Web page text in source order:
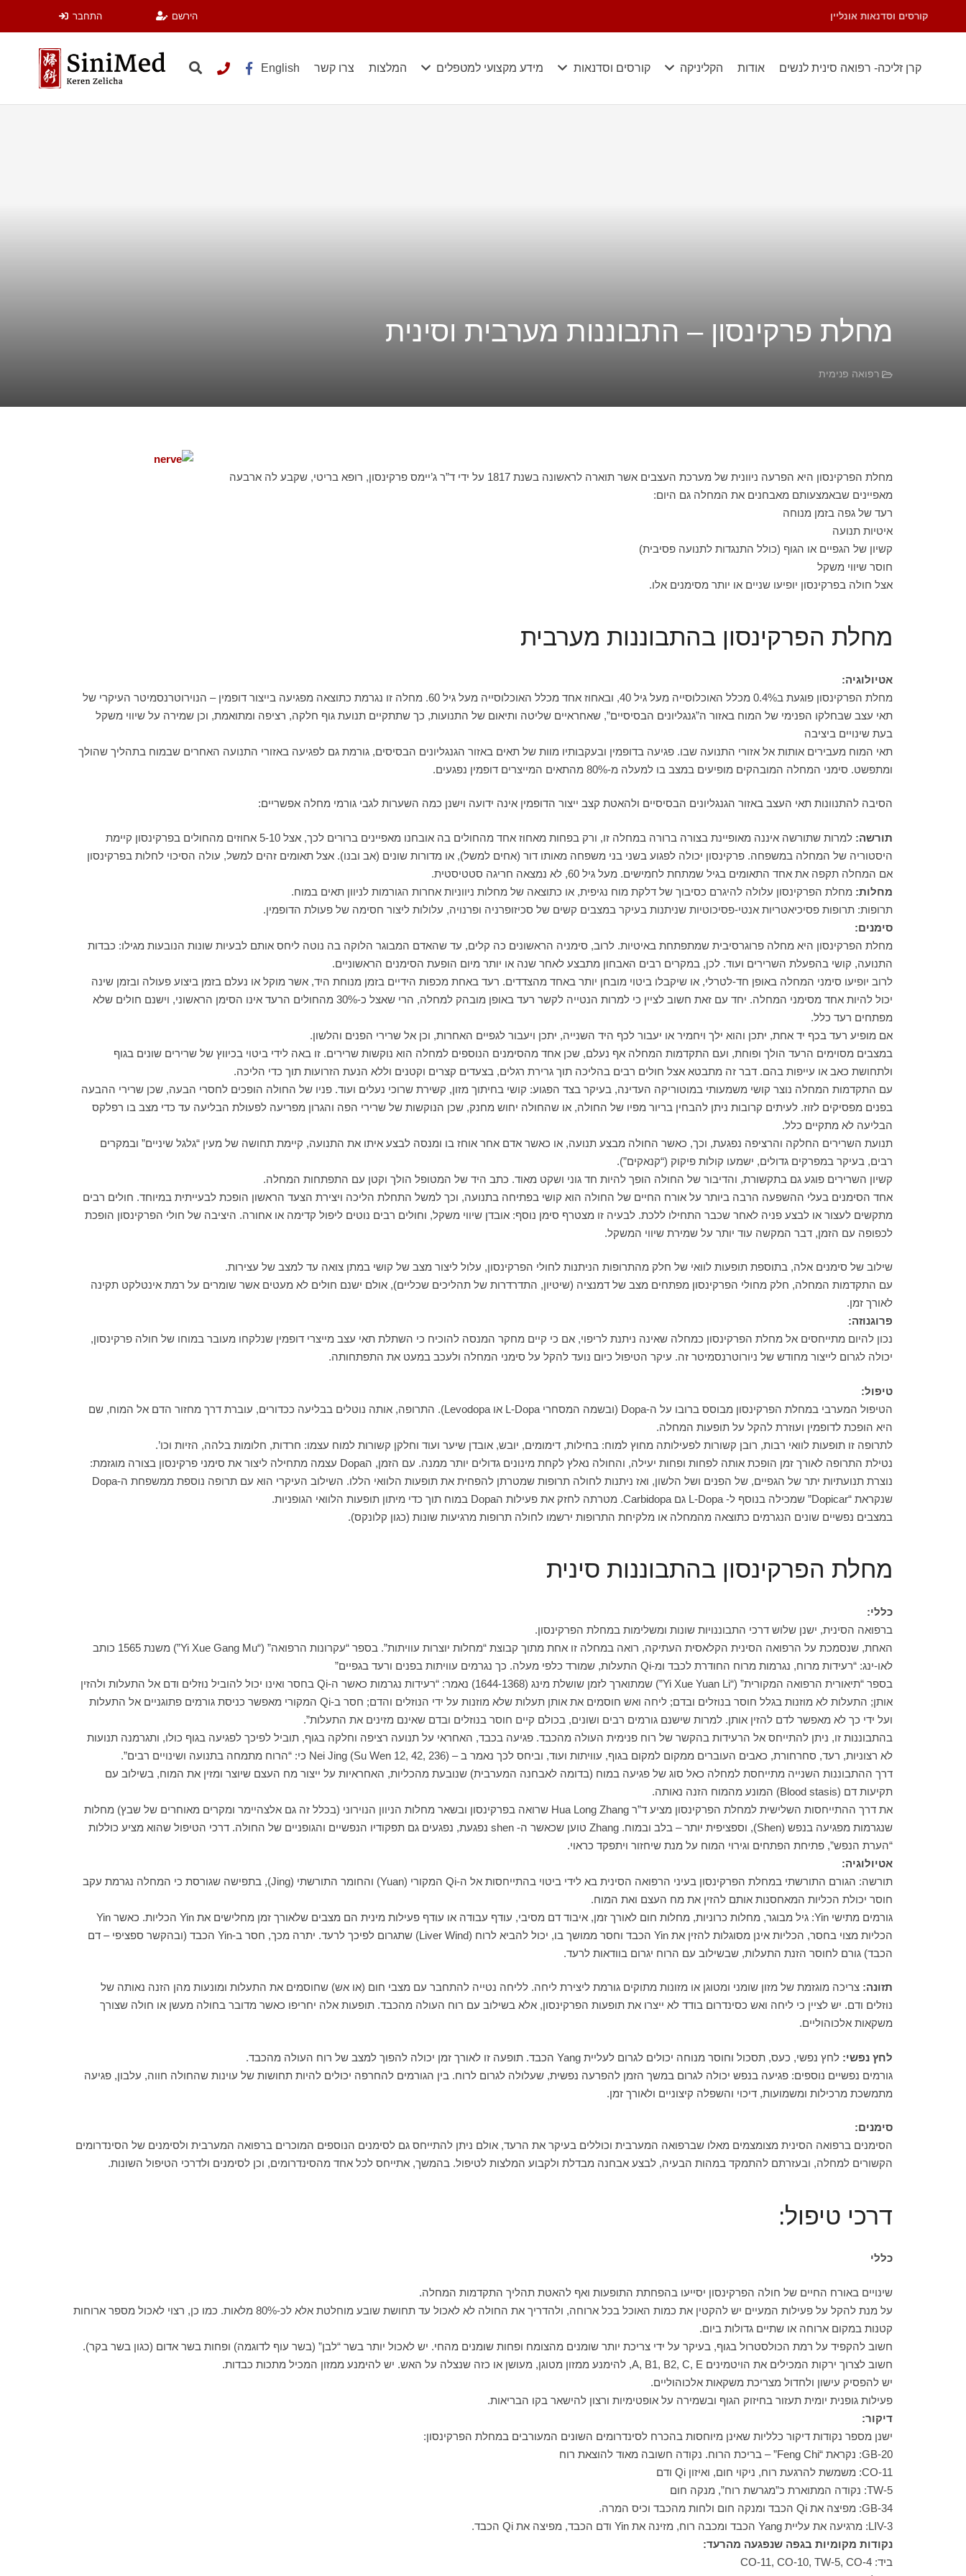
קורסים וסדנאות אונליין הירשם התחבר
קרן זליכה- רפואה סינית לנשים אודות הקליניקה קורסים וסדנאות מידע מקצועי למטפלים המלצות צרו קשר English
מחלת פרקינסון – התבוננות מערבית וסינית
רפואה פנימית
מחלת הפרקינסון היא הפרעה ניוונית של מערכת העצבים אשר תוארה לראשונה בשנת 1817 על ידי ד”ר ג’יימס פרקינסון, רופא בריטי, שקבע לה ארבעה
מאפיינים שבאמצעותם מאבחנים את המחלה גם היום:
רעד של גפה בזמן מנוחה
איטיות תנועה
קשיון של הגפיים או הגוף (כולל התנגדות לתנועה פסיבית)
חוסר שיווי משקל
אצל חולה בפרקינסון יופיעו שניים או יותר מסימנים אלו.
מחלת הפרקינסון בהתבוננות מערבית
אטיולוגיה:
מחלת הפרקינסון פוגעת ב0.4% מכלל האוכלוסייה מעל גיל 40, ובאחוז אחד מכלל האוכלוסייה מעל גיל 60. מחלה זו נגרמת כתוצאה מפגיעה בייצור דופמין – הנוירוטרנסמיטר העיקרי של
תאי עצב שבחלקו הפנימי של המוח באזור ה”גנגליונים הבסיסיים”, שאחראיים שליטה ותיאום של התנועות, כך שתתקיים תנועת גוף חלקה, רציפה ומתואמת, וכן שמירה על שיווי משקל
בעת שינויים ביציבה
תאי המוח מעבירים אותות אל אזורי התנועה שבו. פגיעה בדופמין ובעקבותיו מוות של תאים באזור הגנגליונים הבסיסים, גורמת גם לפגיעה באזורי התנועה האחרים שבמוח בתהליך שהולך
ומתפשט. סימני המחלה המובהקים מופיעים במצב בו למעלה מ-80% מהתאים המייצרים דופמין נפגעים.
הסיבה להתנוונות תאי העצב באזור הגנגליונים הבסיסיים ולהאטת קצב ייצור הדופמין אינה ידועה וישנן כמה השערות לגבי גורמי מחלה אפשריים:
תורשה:
למרות שתורשה איננה מאופיינת בצורה ברורה במחלה זו, ורק בפחות מאחוז אחד מהחולים בה אובחנו מאפיינים ברורים לכך, אצל 5-10 אחוזים מהחולים בפרקינסון קיימת
היסטוריה של המחלה במשפחה. פרקינסון יכולה לפגוע בשני בני משפחה מאותו דור (אחים למשל), או מדורות שונים (אב ובנו). אצל תאומים זהים למשל, עולה הסיכוי לחלות בפרקינסון
אם המחלה תקפה את אחד התאומים בגיל שמתחת לחמישים. מעל גיל 60, לא נמצאה חריגה סטטיסטית.
מחלות: מחלת הפרקינסון עלולה להיגרם כסיבוך של דלקת מוח נגיפית, או כתוצאה של מחלות ניווניות אחרות הגורמות לניוון תאים במוח.
תרופות: תרופות פסיכיאטריות אנטי-פסיכוטיות שניתנות בעיקר במצבים קשים של סכיזופרניה ופרנויה, עלולות ליצור חסימה של פעולת הדופמין.
סימנים:
מחלת הפרקינסון היא מחלה פרוגרסיבית שמתפתחת באיטיות. לרוב, סימניה הראשונים כה קלים, עד שהאדם המבוגר הלוקה בה נוטה ליחס אותם לבעיות שונות הנובעות מגילו: כבדות
התנועה, קושי בהפעלת השרירים ועוד. לכן, במקרים רבים האבחון מתבצע לאחר שנה או יותר מיום הופעת הסימנים הראשוניים.
לרוב יופיעו סימני המחלה באופן חד-לטרלי, או שיקבלו ביטוי מובחן יותר באחד מהצדדים. רעד באחת מכפות הידיים בזמן מנוחת היד, אשר מוקל או נעלם בזמן ביצוע פעולה ובזמן שינה
יכול להיות אחד מסימני המחלה. יחד עם זאת חשוב לציין כי למרות הנטייה לקשר רעד באופן מובהק למחלה, הרי שאצל כ-30% מהחולים הרעד אינו הסימן הראשוני, וישנם חולים שלא
מפתחים רעד כלל.
אם מופיע רעד בכף יד אחת, יתכן והוא ילך ויחמיר או יעבור לכף היד השנייה, יתכן ויעבור לגפיים האחרות, וכן אל שרירי הפנים והלשון.
במצבים מסוימים הרעד הולך ופוחת, ועם התקדמות המחלה אף נעלם, שכן אחד מהסימנים הנוספים למחלה הוא נוקשות שרירים. זו באה לידי ביטוי בכיווץ של שרירים שונים בגוף
ולתחושת כאב או עייפות בהם. דבר זה מתבטא אצל חולים רבים בהליכה תוך גרירת רגלים, בצעדים קצרים וקטנים וללא הנעת הזרועות תוך כדי הליכה.
עם התקדמות המחלה נוצר קושי משמעותי במוטוריקה העדינה, בעיקר בצד הפגוע: קושי בחיתוך מזון, קשירת שרוכי נעלים ועוד. פניו של החולה הופכים לחסרי הבעה, שכן שרירי ההבעה
בפנים מפסיקים לזוז. לעיתים קרובות ניתן להבחין בריור מפיו של החולה, או שהחולה יחוש מחנק, שכן הנוקשות של שרירי הפה והגרון מפריעה לפעולת הבליעה עד כדי מצב בו רפלקס
הבליעה לא מתקיים כלל.
תנועת השרירים החלקה והרציפה נפגעת, וכך, כאשר החולה מבצע תנועה, או כאשר אדם אחר אוחז בו ומנסה לבצע איתו את התנועה, קיימת תחושה של מעין “גלגל שיניים” ובמקרים
רבים, בעיקר במפרקים גדולים, ישמעו קולות פיקוק (“קנאקים”).
קשיון השרירים פוגע גם בתקשורת, והדיבור של החולה הופך להיות חד גוני ושקט מאוד. כתב היד של המטופל הולך וקטן עם התפתחות המחלה.
אחד הסימנים בעלי ההשפעה הרבה ביותר על אורח החיים של החולה הוא קושי בפתיחה בתנועה, וכך למשל התחלת הליכה ויצירת הצעד הראשון הופכת לבעייתית במיוחד. חולים רבים
מתקשים לעצור או לבצע פניה לאחר שכבר התחילו ללכת. לבעיה זו מצטרף סימן נוסף: אובדן שיווי משקל, וחולים רבים נוטים ליפול קדימה או אחורה. היציבה של חולי הפרקינסון הופכת
לכפופה עם הזמן, דבר המקשה עוד יותר על שמירת שיווי המשקל.
שילוב של סימנים אלה, בתוספת תופעות לוואי של חלק מהתרופות הניתנות לחולי הפרקינסון, עלול ליצור מצב של קושי במתן צואה עד למצב של עצירות.
עם התקדמות המחלה, חלק מחולי הפרקינסון מפתחים מצב של דמנציה (שיטיון, התדרדרות של תהליכים שכליים), אולם ישנם חולים לא מעטים אשר שומרים על רמת אינטלקט תקינה
לאורך זמן.
פרוגנוזה:
נכון להיום מתייחסים אל מחלת הפרקינסון כמחלה שאינה ניתנת לריפוי, אם כי קיים מחקר המנסה להוכיח כי השתלת תאי עצב מייצרי דופמין שנלקחו מעובר במוחו של חולה פרקינסון,
יכולה לגרום לייצור מחודש של ניורוטרנסמיטר זה. עיקר הטיפול כיום נועד להקל על סימני המחלה ולעכב במעט את התפתחותה.
טיפול:
הטיפול המערבי במחלת הפרקינסון מבוסס ברובו על ה-Dopa (ובשמה המסחרי L-Dopa או Levodopa). התרופה, אותה נוטלים בבליעה ככדורים, עוברת דרך מחזור הדם אל המוח, שם
היא הופכת לדופמין ועוזרת להקל על תופעות המחלה.
לתרופה זו תופעות לוואי רבות, רובן קשורות לפעילותה מחוץ למוח: בחילות, דימומים, יובש, אובדן שיער ועוד וחלקן קשורות למוח עצמו: חרדות, חלומות בלהה, הזיות וכו’.
נטילת התרופה לאורך זמן הופכת אותה לפחות ופחות יעילה, והחולה נאלץ לקחת מינונים גדולים יותר ממנה. עם הזמן, הDopa עצמה מתחילה ליצור את סימני פרקינסון בצורה מוגזמת:
נוצרת תנועתיות יתר של הגפיים, של הפנים ושל הלשון, ואז ניתנות לחולה תרופות שמטרתן להפחית את תופעות הלוואי הללו. השילוב העיקרי הוא עם תרופה נוספת ממשפחת ה-Dopa
שנקראת “Dopicar” שמכילה בנוסף ל- L-Dopa גם Carbidopa. מטרתה לחזק את פעילות הDopa במוח תוך כדי מיתון תופעות הלוואי הגופניות.
במצבים נפשיים שונים הנגרמים כתוצאה מהמחלה או מלקיחת התרופות ירשמו לחולה תרופות מרגיעות שונות (כגון קלונקס).
מחלת הפרקינסון בהתבוננות סינית
כללי:
ברפואה הסינית, ישנן שלוש דרכי התבוננויות שונות ומשלימות במחלת הפרקינסון.
האחת, שנסמכת על הרפואה הסינית הקלאסית העתיקה, רואה במחלה זו אחת מתוך קבוצת “מחלות יוצרות עוויתות”. בספר “עקרונות הרפואה” (“Yi Xue Gang Mu”) משנת 1565 כותב
לאו-ינג: “רעידות מרוח, נגרמות מרוח החודרת לכבד ומ-Qi התעלות, שמורד כלפי מעלה. כך נגרמים עוויתות בפנים ורעד בגפיים”
בספר “תיאורית הרפואה המקורית” (“Yi Xue Yuan Li”) שמתוארך לזמן שושלת מינג (1644-1368) נאמר: “רעידות נגרמות כאשר ה-Qi בחסר ואינו יכול להוביל נוזלים ודם אל התעלות ולהזין
אותן; התעלות לא מוזנות בגלל חוסר בנוזלים ובדם; ליחה ואש חוסמים את אותן תעלות שלא מוזנות על ידי הנוזלים והדם; חסר ב-Qi המקורי מאפשר כניסת גורמים פתוגניים אל התעלות
ועל ידי כך לא מאפשר לדם להזין אותן. למרות שישנם גורמים רבים ושונים, בכולם קיים חוסר בנוזלים ובדם שאינם מזינים את התעלות”.
בהתבוננות זו, ניתן להתייחס אל הרעידות בהקשר של רוח פנימית העולה מהכבד. פגיעה בכבד, האחראי על תנועה רציפה וחלקה בגוף, תוביל לפיכך לפגיעה בגוף כולו, ותגרמנה תנועות
לא רצוניות, רעד, סחרחורת, כאבים העוברים ממקום למקום בגוף, עוויתות ועוד, וביחס לכך נאמר ב – (Nei Jing (Su Wen 12, 42, 236 כי: “הרוח מתמחה בתנועה ושינויים רבים”.
דרך ההתבוננות השנייה מתייחסת למחלה כאל סוג של פגיעה במוח (בדומה לאבחנה המערבית) שנובעת מהכליות, האחראיות על ייצור מח העצם שיוצר ומזין את המוח, בשילוב עם
תקיעות דם (Blood stasis) המונע מהמוח הזנה נאותה.
את דרך ההתייחסות השלישית למחלת הפרקינסון מציע ד”ר Hua Long Zhang שרואה בפרקינסון ובשאר מחלות הניוון הנוירוני (בכלל זה גם אלצהיימר ומקרים מאוחרים של שבץ) מחלות
שנגרמות מפגיעה בנפש (Shen), וספציפית יותר – בלב ובמוח. Zhang טוען שכאשר ה- shen נפגעת, נפגעים גם תפקודיו הנפשיים והגופניים של החולה. דרכי הטיפול שהוא מציע כוללות
“הערת הנפש”, פתיחת הפתחים וגירוי המוח על מנת שיחזור ויתפקד כראוי.
אטיולוגיה:
תורשה: הגורם התורשתי במחלת הפרקינסון בעיני הרפואה הסינית בא לידי ביטוי בהתייחסות אל ה-Qi המקורי (Yuan) והחומר התורשתי (Jing), בתפישה שגורסת כי המחלה נגרמת עקב
חוסר יכולת הכליות המאחסנות אותם להזין את מח העצם ואת המוח.
גורמים מתישי Yin: גיל מבוגר, מחלות כרוניות, מחלות חום לאורך זמן, איבוד דם מסיבי, עודף עבודה או עודף פעילות מינית הם מצבים שלאורך זמן מחלישים את Yin הכליות. כאשר Yin
הכליות מצוי בחסר, הכליות אינן מסוגלות להזין את Yin הכבד וחסר ממושך בו, יכול להביא לרוח (Liver Wind) שתגרום לפיכך לרעד. יתרה מכך, חסר ב-Yin הכבד (ובהקשר ספציפי – דם
הכבד) גורם לחוסר הזנת התעלות, שבשילוב עם הרוח יגרום בוודאות לרעד.
תזונה: צריכה מוגזמת של מזון שומני ומטוגן או מזונות מתוקים גורמת ליצירת ליחה. לליחה נטייה להתחבר עם מצבי חום (או אש) שחוסמים את התעלות ומונעות מהן הזנה נאותה של
נוזלים ודם. יש לציין כי ליחה ואש כסינדרום בודד לא ייצרו את תופעות הפרקינסון, אלא בשילוב עם רוח העולה מהכבד. תופעות אלה יחריפו כאשר מדובר בחולה מעשן או חולה שצורך
משקאות אלכוהוליים.
לחץ נפשי: לחץ נפשי, כעס, תסכול וחוסר מנוחה יכולים לגרום לעליית Yang הכבד. תופעה זו לאורך זמן יכולה להפוך למצב של רוח העולה מהכבד.
גורמים נפשיים נוספים: פגיעה בנפש יכולה לגרום במשך הזמן להפרעה נפשית, שעלולה לגרום לרוח. בין הגורמים להחרפה יכולים להיות תחושות של עוינות שהחולה חווה, עלבון, פגיעה
מתמשכת מרכילות ומשמועות, דיכוי והשפלה קיצוניים ולאורך זמן.
סימנים:
הסימנים ברפואה הסינית מצומצמים מאלו שברפואה המערבית וכוללים בעיקר את הרעד, אולם ניתן להתייחס גם לסימנים הנוספים המוכרים ברפואה המערבית ולסימנים של הסינדרומים
הקשורים למחלה, ובעזרתם להתמקד במהות הבעיה, לבצע אבחנה מבדלת ולקבוע המלצות לטיפול. בהמשך, אתייחס לכל אחד מהסינדרומים, וכן לסימנים ולדרכי הטיפול השונות.
דרכי טיפול:
כללי
שינויים באורח החיים של חולה הפרקינסון יסייעו בהפחתת התופעות ואף להאטת תהליך התקדמות המחלה.
על מנת להקל על פעילות המעיים יש להקטין את כמות האוכל בכל ארוחה, ולהדריך את החולה לא לאכול עד תחושת שובע מוחלטת אלא לכ-80% מלאות. כמו כן, רצוי לאכול מספר ארוחות
קטנות במקום ארוחה או שתיים גדולות ביום.
חשוב להקפיד על רמת הכולסטרול בגוף, בעיקר על ידי צריכת יותר שומנים מהצומח ופחות שומנים מהחי. יש לאכול יותר בשר “לבן” (בשר עוף לדוגמה) ופחות בשר אדום (כגון בשר בקר).
חשוב לצרוך ירקות המכילים את הויטמינים A, B1, B2, C, E, להימנע ממזון מטוגן, מעושן או כזה שנצלה על האש. יש להימנע ממזון המכיל מתכות כבדות.
יש להפסיק עישון ולחדול מצריכת משקאות אלכוהוליים.
פעילות גופנית יומית תעזור בחיזוק הגוף ובשמירה על אופטימיות ורצון להישאר בקו הבריאות.
דיקור:
ישנן מספר נקודות דיקור כלליות שאינן מיוחסות בהכרח לסינדרומים השונים המעורבים במחלת הפרקינסון:
GB-20: נקראת “Feng Chi” – בריכת הרוח. נקודה חשובה מאוד להוצאת רוח
CO-11: משמשת להרגעת רוח, ניקוי חום, ואיזון Qi ודם
TW-5: נקודה המתוארת כ”מגרשת רוח”, מנקה חום
GB-34: מפיצה את Qi הכבד ומנקה חום ולחות מהכבד וכיס המרה.
LIV-3: מרגיעה את עליית Yang הכבד ומכבה רוח, מזינה את Yin ודם הכבד, מפיצה את Qi הכבד.
נקודות מקומיות בגפה שנפגעה מהרעד:
ביד: CO-11, CO-10, TW-5, CO-4